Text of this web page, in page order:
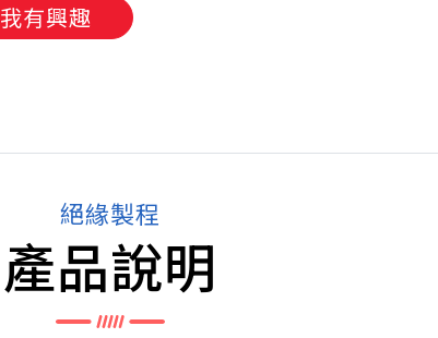
我有興趣
絕緣製程
產品說明